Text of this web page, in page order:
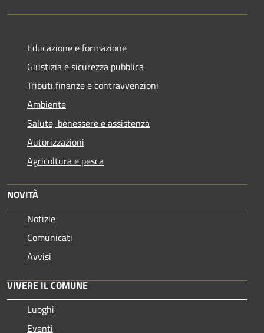
Educazione e formazione
Giustizia e sicurezza pubblica
Tributi,finanze e contravvenzioni
Ambiente
Salute, benessere e assistenza
Autorizzazioni
Agricoltura e pesca
NOVITÀ
Notizie
Comunicati
Avvisi
VIVERE IL COMUNE
Luoghi
Eventi